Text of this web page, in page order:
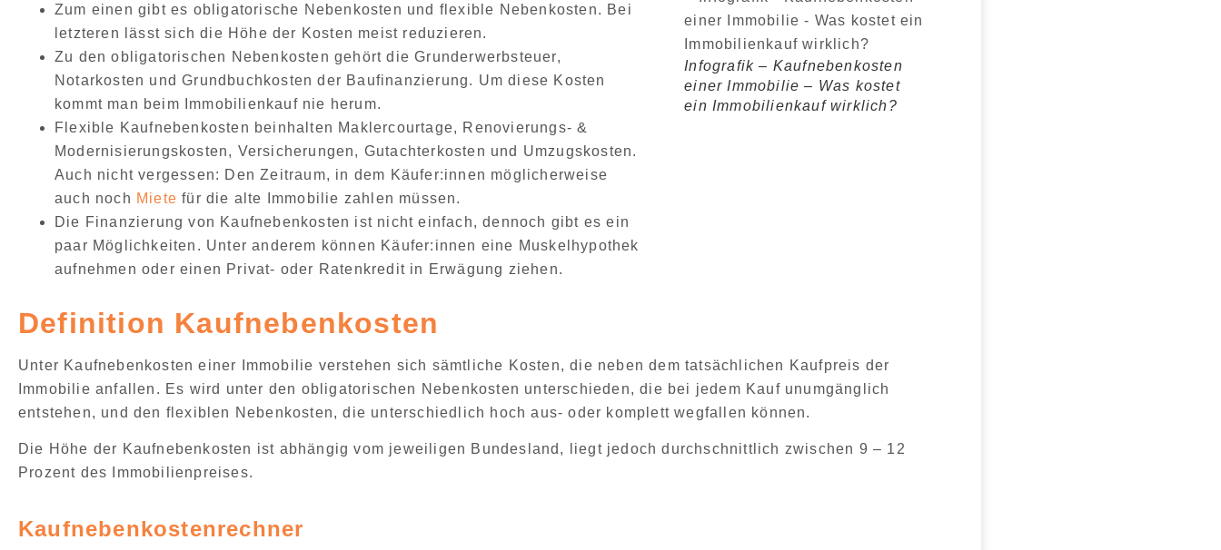
Zum einen gibt es obligatorische Nebenkosten und flexible Nebenkosten. Bei
letzteren lässt sich die Höhe der Kosten meist reduzieren.
Zu denobligatorischen Nebenkosten gehört dieGrunderwerbsteuer,
Notarkosten undGrundbuchkosten der Baufinanzierung. Um diese Kosten
kommt man beim Immobilienkauf nie herum.
Flexible Kaufnebenkosten beinhalten Maklercourtage, Renovierungs- &
Modernisierungskosten, Versicherungen, Gutachterkosten und Umzugskosten.
Auch nicht vergessen: Den Zeitraum, in dem Käufer:innen möglicherweise
auch noch Miete für die alte Immobilie zahlen müssen.
Die Finanzierung von Kaufnebenkosten ist nicht einfach, dennoch gibt es ein
paar Möglichkeiten. Unter anderem können Käufer:innen eine Muskelhypothek
aufnehmen oder einen Privat- oder Ratenkredit in Erwägung ziehen.
Infografik – Kaufnebenkosten
einer Immobilie – Was kostet
ein Immobilienkauf wirklich?
Definition Kaufnebenkosten
Unter Kaufnebenkosten einer Immobilie verstehen sich sämtliche Kosten, die neben dem tatsächlichen Kaufpreis der
Immobilie anfallen . Es wird unter den obligatorischen Nebenkosten unterschieden, die bei jedem Kauf unumgänglich
entstehen, und den flexiblen Nebenkosten, die unterschiedlich hoch aus- oder komplett wegfallen können.
Die Höhe der Kaufnebenkosten ist abhängig vom jeweiligen Bundesland, liegt jedochdurchschnittlich zwischen 9 – 12
Prozent des Immobilienpreises.
Kaufnebenkostenrechner